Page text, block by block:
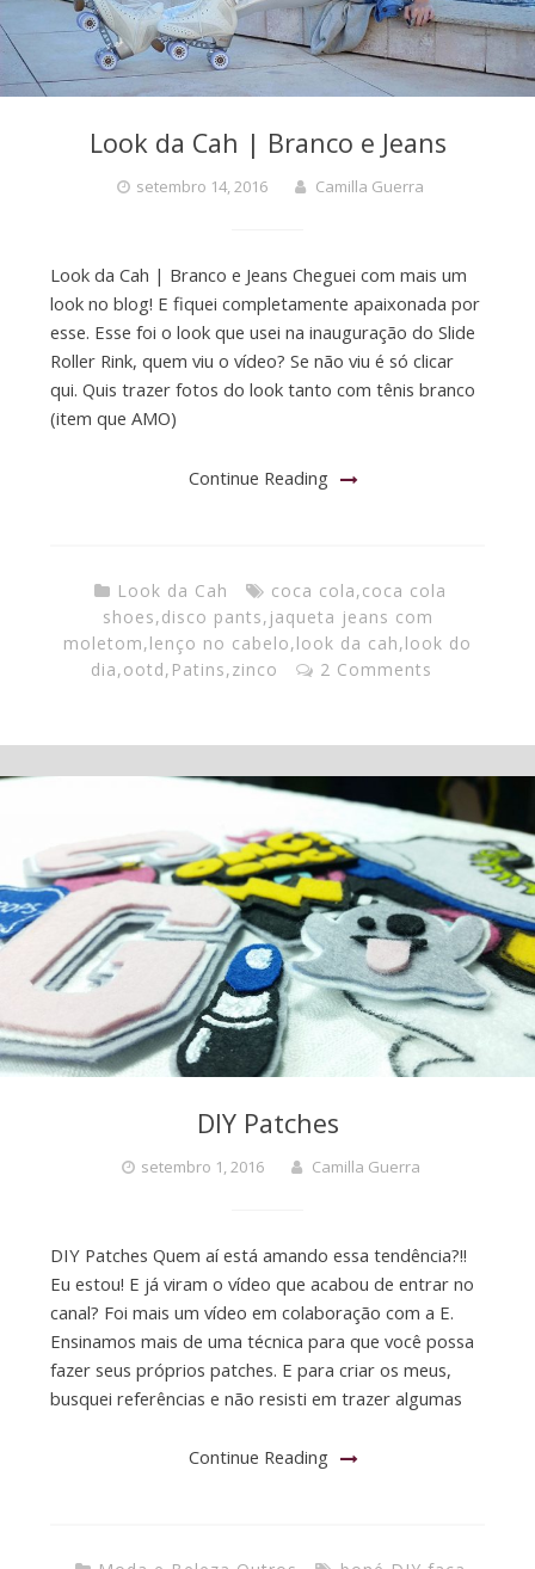
Look da Cah | Branco e Jeans
setembro 14, 2016 Camilla Guerra
Look da Cah | Branco e Jeans Cheguei com mais um
look no blog! E fiquei completamente apaixonada por
esse. Esse foi o look que usei na inauguração do Slide
Roller Rink, quem viu o vídeo? Se não viu é só clicar
qui. Quis trazer fotos do look tanto com tênis branco
(item que AMO)
Continue Reading
Look da Cah coca cola,coca cola
shoes,disco pants, jaqueta jeans com
moletom,lenço no cabelo,look da cah,look do
dia,ootd, Patins,zinco 2 Comments
DIY Patches
setembro 1, 2016 Camilla Guerra
DIY Patches Quem aí está amando essa tendência?!!
Eu estou! E já viram o vídeo que acabou de entrar no
canal? Foi mais um vídeo em colaboração com a E.
Ensinamos mais de uma técnica para que você possa
fazer seus próprios patches. E para criar os meus,
busquei referências e não resisti em trazer algumas
Continue Reading